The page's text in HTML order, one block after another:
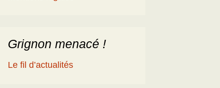
et les fossiles
Grignon menacé !
Le fil d’actualités